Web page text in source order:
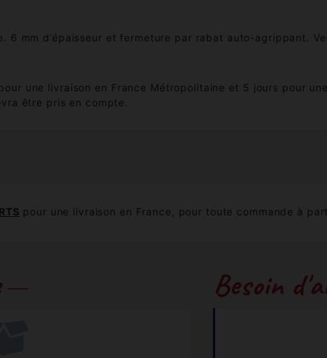
6 mm d’épaisseur et fermeture par rabat auto-agrippant.
une livraison en France Métropolitaine et 5 jours pour
être pris en compte.
pour une livraison en France, pour toute commande à
Besoin